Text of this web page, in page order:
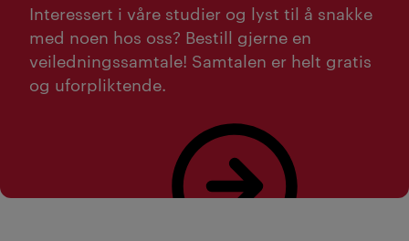
Interessert i våre studier og lyst til å snakke
med noen hos oss? Bestill gjerne en
veiledningssamtale! Samtalen er helt gratis
og uforpliktende.
Bestill studieveiledning her!